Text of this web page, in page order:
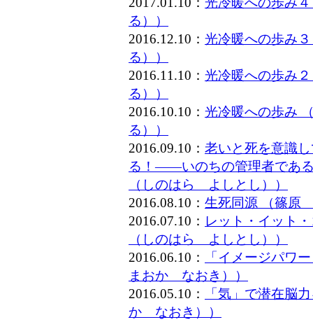
る））
2016.12.10： 光冷暖への歩み
る））
2016.11.10： 光冷暖への歩み
る））
2016.10.10： 光冷暖への歩み
る））
2016.09.10： 老いと死を意識
る！――いのちの管理者であ
（しのはら よしとし））
2016.08.10： 生死同源 （篠原
2016.07.10： レット・イット
（しのはら よしとし））
2016.06.10：
「イメージパワ
まおか なおき））
2016.05.10：
「気」で潜在脳
か なおき））